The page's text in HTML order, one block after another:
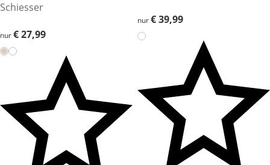
Schiesser
€ 27,99
nur€ 27,99
€ 39,99
nur€ 39,99